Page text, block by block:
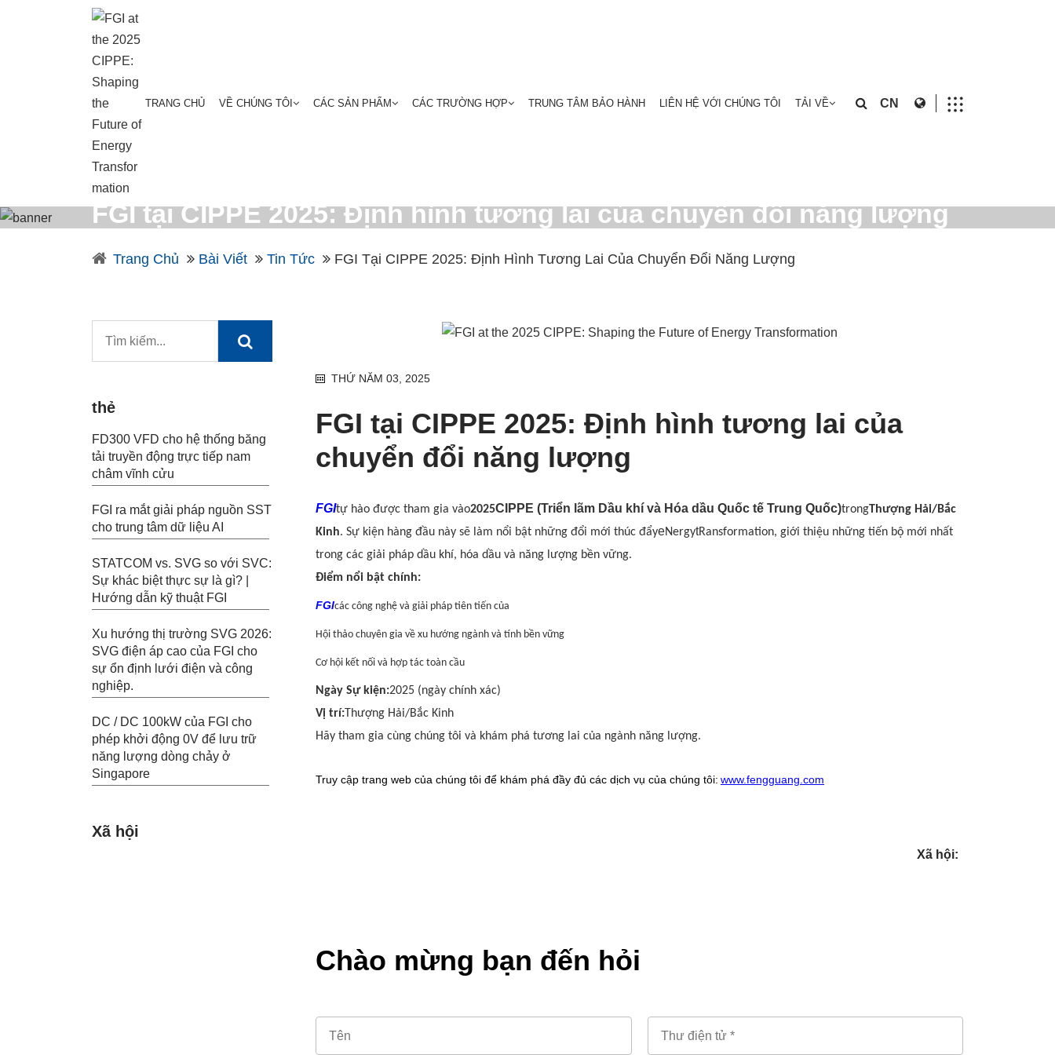
TRANG CHỦ VỀ CHÚNG TÔI CÁC SẢN PHẨM CÁC TRƯỜNG HỢP TRUNG TÂM BẢO HÀNH LIÊN HỆ VỚI CHÚNG TÔI TẢI VỀ CN
FGI tại CIPPE 2025: Định hình tương lai của chuyển đổi năng lượng
Trang Chủ Bài Viết Tin Tức FGI Tại CIPPE 2025: Định Hình Tương Lai Của Chuyển Đổi Năng Lượng
THỨ NĂM 03, 2025
FGI tại CIPPE 2025: Định hình tương lai của
chuyển đổi năng lượng
FGItự hào được tham gia vào2025CIPPE (Triển lãm Dầu khí và Hóa dầu Quốc tế Trung Quốc)trongThượng Hải/Bắc
Kinh. Sự kiện hàng đầu này sẽ làm nổi bật những đổi mới thúc đẩyeNergytRansformation, giới thiệu những tiến bộ mới nhất
trong các giải pháp dầu khí, hóa dầu và năng lượng bền vững.
Điểm nổi bật chính:
FGIcác công nghệ và giải pháp tiên tiến của
Hội thảo chuyên gia về xu hướng ngành và tính bền vững
Cơ hội kết nối và hợp tác toàn cầu
Ngày Sự kiện:2025 (ngày chính xác)
Vị trí:Thượng Hải/Bắc Kinh
Hãy tham gia cùng chúng tôi và khám phá tương lai của ngành năng lượng.
Truy cập trang web của chúng tôi để khám phá đầy đủ các dịch vụ của chúng tôi: www.fengguang.com
Xã hội:
Chào mừng bạn đến hỏi
thẻ
FD300 VFD cho hệ thống băng
tải truyền động trực tiếp nam
châm vĩnh cửu
FGI ra mắt giải pháp nguồn SST
cho trung tâm dữ liệu AI
STATCOM vs. SVG so với SVC:
Sự khác biệt thực sự là gì? |
Hướng dẫn kỹ thuật FGI
Xu hướng thị trường SVG 2026:
SVG điện áp cao của FGI cho
sự ổn định lưới điện và công
nghiệp.
DC / DC 100kW của FGI cho
phép khởi động 0V để lưu trữ
năng lượng dòng chảy ở
Singapore
Xã hội